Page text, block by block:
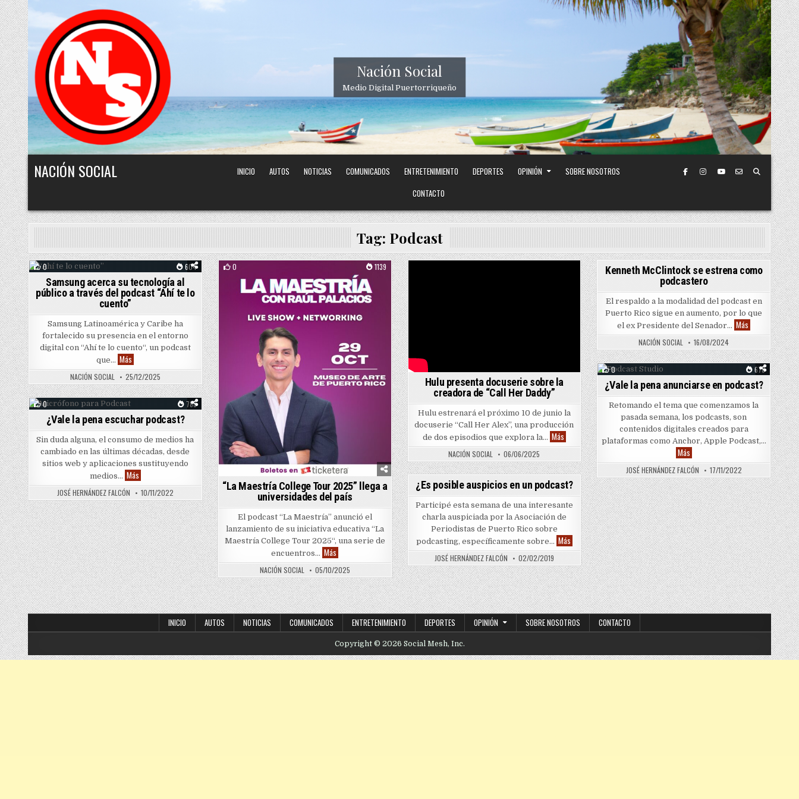
Skip to content
Nación Social
Medio Digital Puertorriqueño
NACIÓN SOCIAL INICIO AUTOS NOTICIAS COMUNICADOS ENTRETENIMIENTO DEPORTES OPINIÓN
SOBRE NOSOTROS
CONTACTO
Tag: Podcast
0 604
Posted in
Samsung acerca su tecnología al
público a través del podcast “Ahí te lo
cuento”
Samsung Latinoamérica y Caribe ha
fortalecido su presencia en el entorno
digital con “Ahí te lo cuento“, un podcast
que… Más Samsung acerca su tecnología al público a través del podcast “Ahí te lo cuento”
NACIÓN SOCIAL 25/12/2025
0 1139
Posted in
“La Maestría College Tour 2025” llega a
universidades del país
El podcast “La Maestría” anunció el
lanzamiento de su iniciativa educativa “La
Maestría College Tour 2025“, una serie de
encuentros… Más “La Maestría College Tour 2025” llega a universidades del país
NACIÓN SOCIAL 05/10/2025
Hulu presenta docuserie sobre la
creadora de “Call Her Daddy”
Hulu estrenará el próximo 10 de junio la
docuserie “Call Her Alex”, una producción
de dos episodios que explora la… MásHulu presenta docuserie sobre la creadora de “Call Her Daddy”
NACIÓN SOCIAL 06/06/2025
0 961
Posted in
Kenneth McClintock se estrena como
podcastero
El respaldo a la modalidad del podcast en
Puerto Rico sigue en aumento, por lo que
el ex Presidente del Senador… Más Kenneth
NACIÓN SOCIAL 16/08/2024
0 678
Posted in
¿Vale la pena anunciarse en podcast?
Retomando el tema que comenzamos la
pasada semana, los podcasts, son
contenidos digitales creados para
plataformas como Anchor, Apple Podcast,…
Más¿Vale la pena anunciarse en
JOSÉ HERNÁNDEZ FALCÓN 17/11/2022
0 788
Posted in
¿Vale la pena escuchar podcast?
Sin duda alguna, el consumo de medios ha
cambiado en las últimas décadas, desde
sitios web y aplicaciones sustituyendo
medios… Más¿Vale la pena escuchar podcast?
JOSÉ HERNÁNDEZ FALCÓN 10/11/2022
0 1028
Posted in
¿Es posible auspicios en un podcast?
Participé esta semana de una interesante
charla auspiciada por la Asociación de
Periodistas de Puerto Rico sobre
podcasting, específicamente sobre… Más¿Es posible auspicios en un podcast?
JOSÉ HERNÁNDEZ FALCÓN 02/02/2019
INICIO AUTOS NOTICIAS COMUNICADOS ENTRETENIMIENTO DEPORTES OPINIÓN SOBRE NOSOTROS CONTACTO
Copyright © 2026 Social Mesh, Inc.